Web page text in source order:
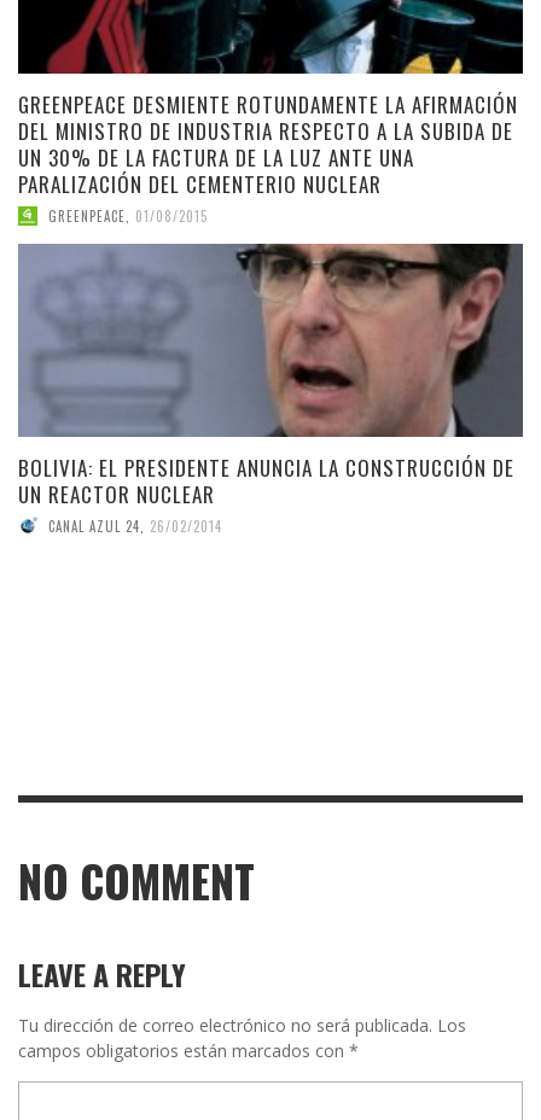
GREENPEACE DESMIENTE ROTUNDAMENTE LA AFIRMACIÓN
DEL MINISTRO DE INDUSTRIA RESPECTO A LA SUBIDA DE
UN 30% DE LA FACTURA DE LA LUZ ANTE UNA
PARALIZACIÓN DEL CEMENTERIO NUCLEAR
GREENPEACE 01/08/2015
BOLIVIA: EL PRESIDENTE ANUNCIA LA CONSTRUCCIÓN DE
UN REACTOR NUCLEAR
CANAL AZUL 24 26/02/2014
NO COMMENT
LEAVE A REPLY
Tu dirección de correo electrónico no será publicada. Los
campos obligatorios están marcados con *